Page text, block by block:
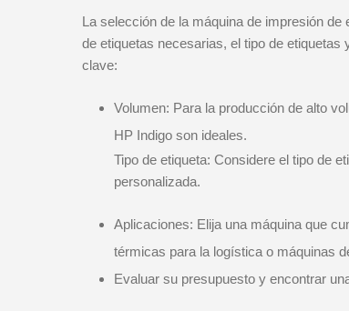
La selección de la máquina de impresión
de etiquetas necesarias, el tipo de
clave:
Volumen: Para la producción de alto
HP Indigo son ideales.
Tipo de etiqueta: Considere el tipo de
personalizada.
Aplicaciones: Elija una máquina que
térmicas para la logística o máquinas
Evaluar su presupuesto y encontrar